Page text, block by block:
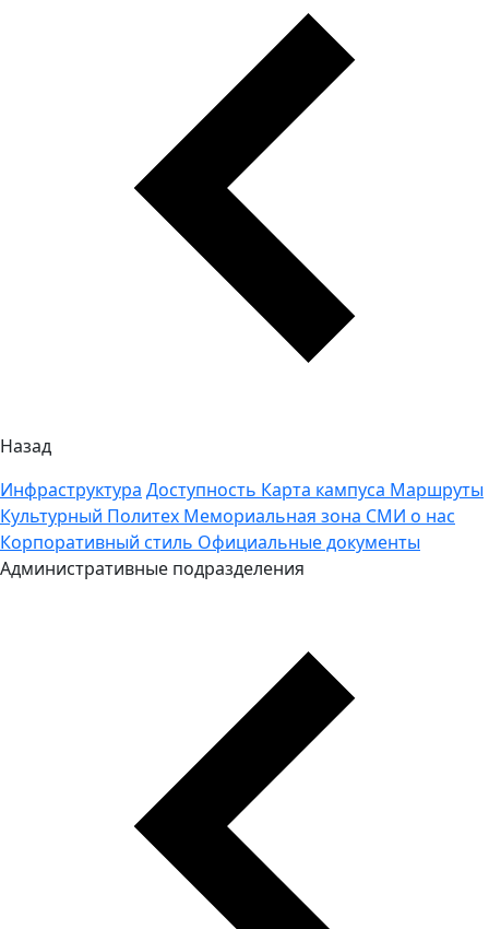
Назад
Инфраструктура Доступность Карта кампуса Маршруты
Культурный Политех Мемориальная зона СМИ о нас
Корпоративный стиль Официальные документы
Административные подразделения